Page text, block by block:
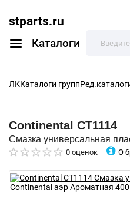
stparts.ru
Каталоги
ЛККаталоги групп
Continental CT1114
Смазка универсальная
0 оценок О